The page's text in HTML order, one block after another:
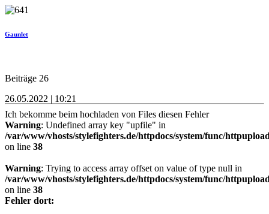
Gaunlet
Beiträge 26
26.05.2022 | 10:21
Ich bekomme beim hochladen von Files diesen Fehler
Warning: Undefined array key "upfile" in
/var/www/vhosts/stylefighters.de/httpdocs/system/func/
on line 38
Warning: Trying to access array offset on value of type null in
/var/www/vhosts/stylefighters.de/httpdocs/system/func/
on line 38
Fehler dort: